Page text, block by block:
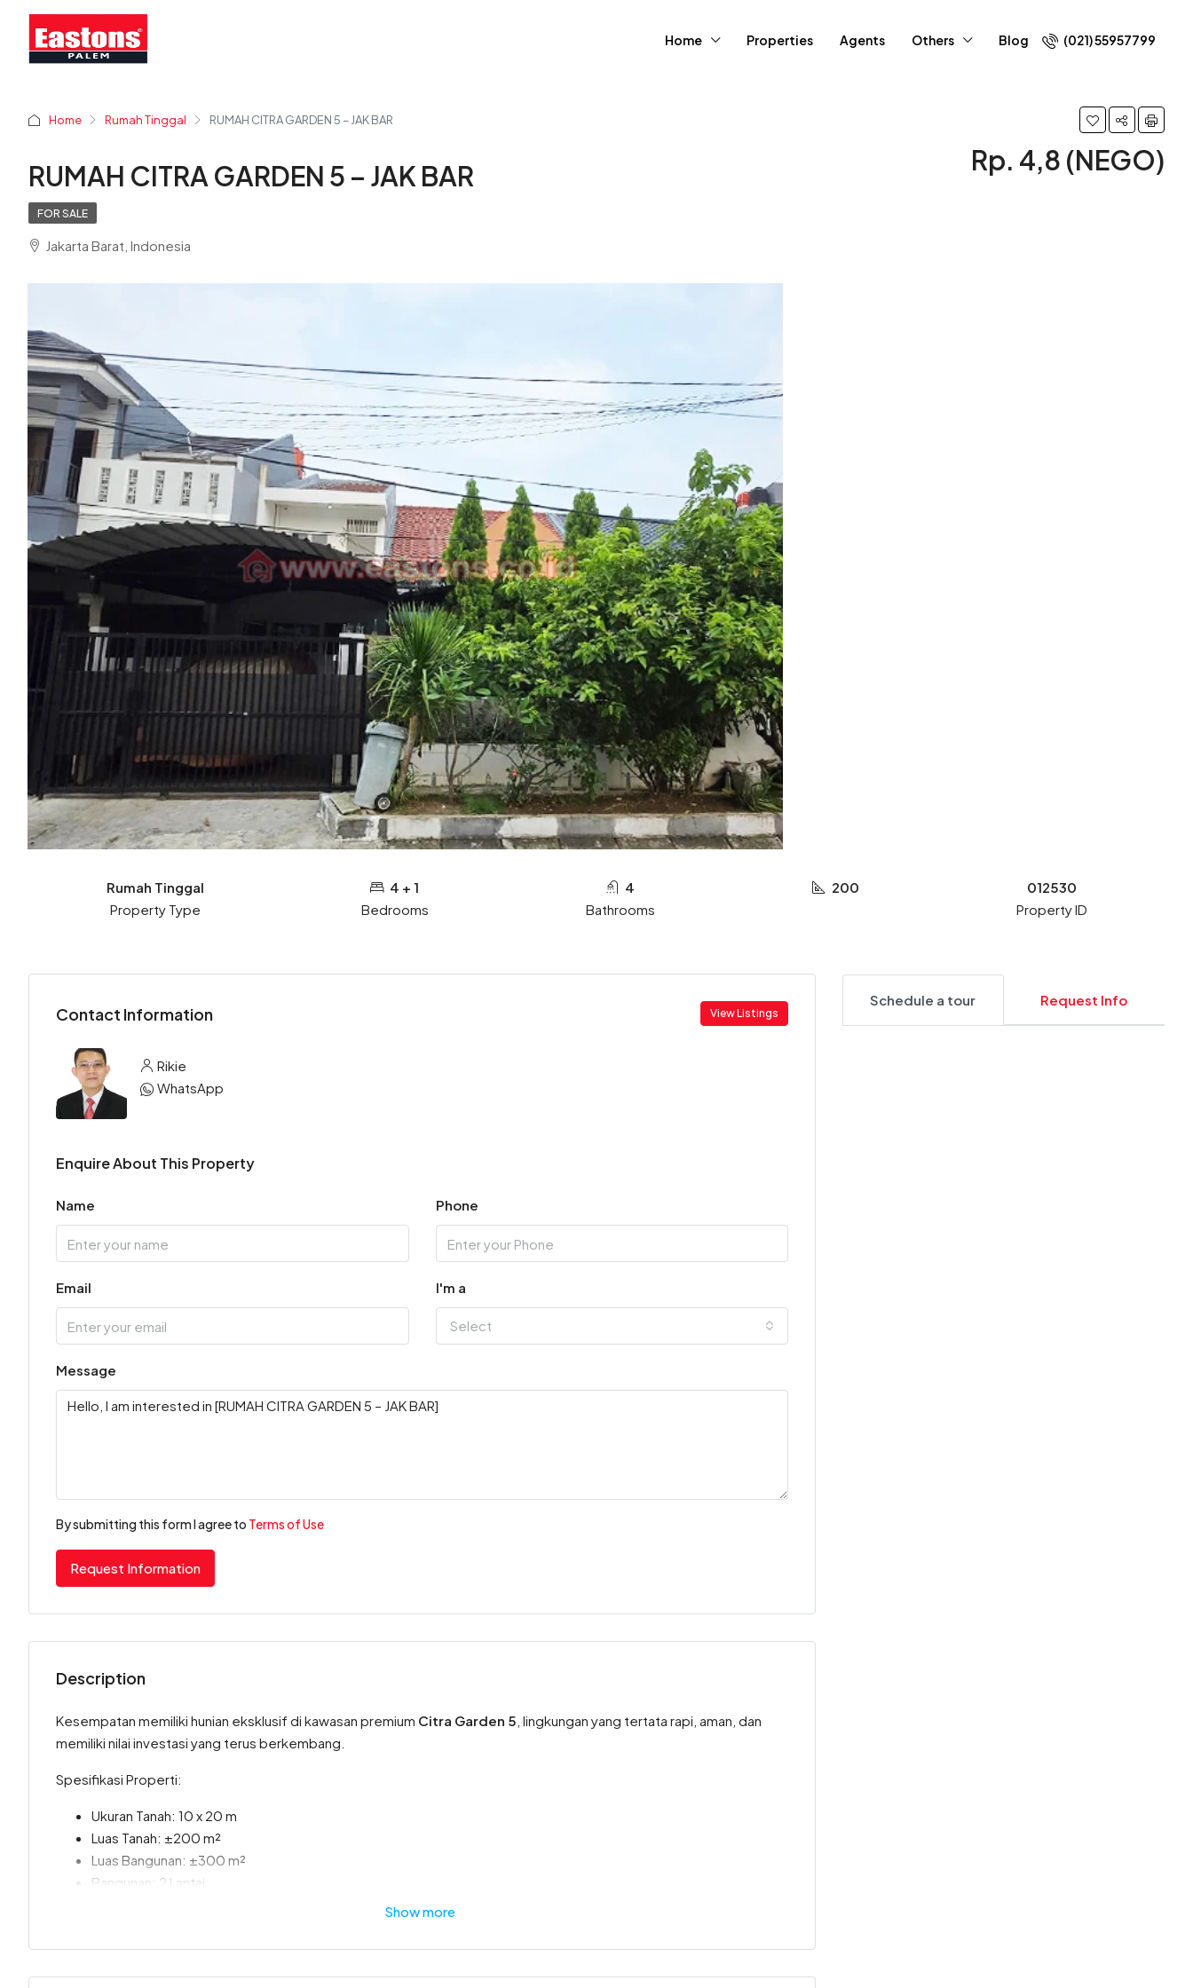
Home Properties Agents Others Blog (021) 55957799
Home Rumah Tinggal RUMAH CITRA GARDEN 5 – JAK BAR
RUMAH CITRA GARDEN 5 – JAK BAR Rp. 4,8 (NEGO)
FOR SALE
Jakarta Barat, Indonesia
Rumah Tinggal
Property Type
4 + 1
Bedrooms
4
Bathrooms
200
012530
Property ID
Contact Information View Listings
Rikie
WhatsApp
Enquire About This Property
Name Phone
Email I'm a
Select
Message
By submitting this form I agree to Terms of Use
Request Information
Description
Kesempatan memiliki hunian eksklusif di kawasan premium Citra Garden 5 , lingkungan yang tertata rapi, aman, dan
memiliki nilai investasi yang terus berkembang.
Spesifikasi Properti:
Ukuran Tanah: 10 x 20 m
Luas Tanah: ±200 m²
Luas Bangunan: ±300 m²
Bangunan: 2 Lantai
Status: SHM (Sertifikat Hak Milik)
Show more
Schedule a tour Request Info